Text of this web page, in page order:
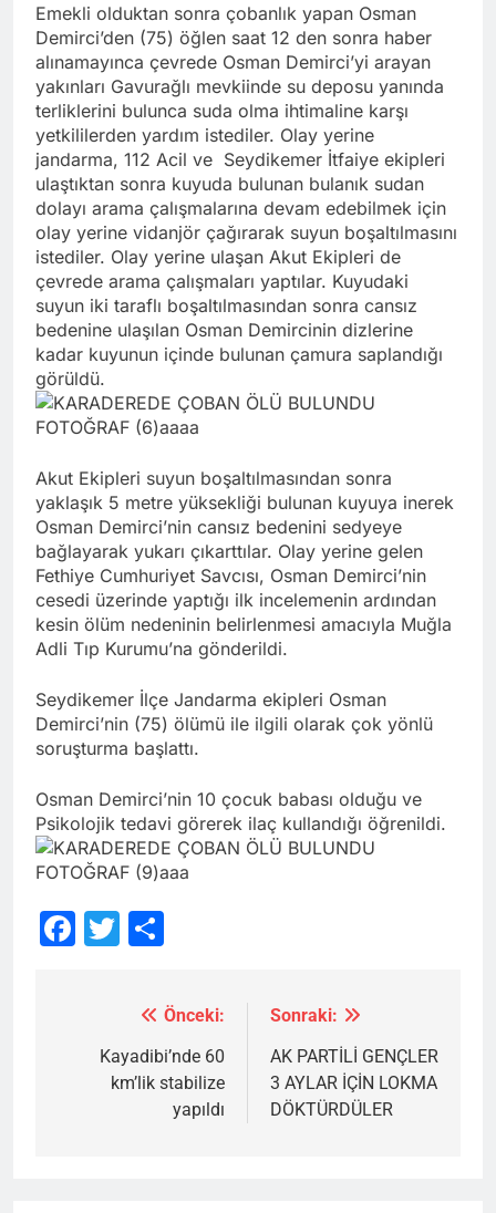
Emekli olduktan sonra çobanlık yapan Osman
Demirci’den (75) öğlen saat 12 den sonra haber
alınamayınca çevrede Osman Demirci’yi arayan
yakınları Gavurağlı mevkiinde su deposu yanında
terliklerini bulunca suda olma ihtimaline karşı
yetkililerden yardım istediler. Olay yerine
jandarma, 112 Acil ve Seydikemer İtfaiye ekipleri
ulaştıktan sonra kuyuda bulunan bulanık sudan
dolayı arama çalışmalarına devam edebilmek için
olay yerine vidanjör çağırarak suyun boşaltılmasını
istediler. Olay yerine ulaşan Akut Ekipleri de
çevrede arama çalışmaları yaptılar. Kuyudaki
suyun iki taraflı boşaltılmasından sonra cansız
bedenine ulaşılan Osman Demircinin dizlerine
kadar kuyunun içinde bulunan çamura saplandığı
görüldü.
Akut Ekipleri suyun boşaltılmasından sonra
yaklaşık 5 metre yüksekliği bulunan kuyuya inerek
Osman Demirci’nin cansız bedenini sedyeye
bağlayarak yukarı çıkarttılar. Olay yerine gelen
Fethiye Cumhuriyet Savcısı, Osman Demirci’nin
cesedi üzerinde yaptığı ilk incelemenin ardından
kesin ölüm nedeninin belirlenmesi amacıyla Muğla
Adli Tıp Kurumu’na gönderildi.
Seydikemer İlçe Jandarma ekipleri Osman
Demirci’nin (75) ölümü ile ilgili olarak çok yönlü
soruşturma başlattı.
Osman Demirci’nin 10 çocuk babası olduğu ve
Psikolojik tedavi görerek ilaç kullandığı öğrenildi.
Facebook
Twitter
gezinmesi
Önceki:
Kayadibi’nde 60
km’lik stabilize
yapıldı
Sonraki:
AK PARTİLİ GENÇLER
3 AYLAR İÇİN LOKMA
DÖKTÜRDÜLER